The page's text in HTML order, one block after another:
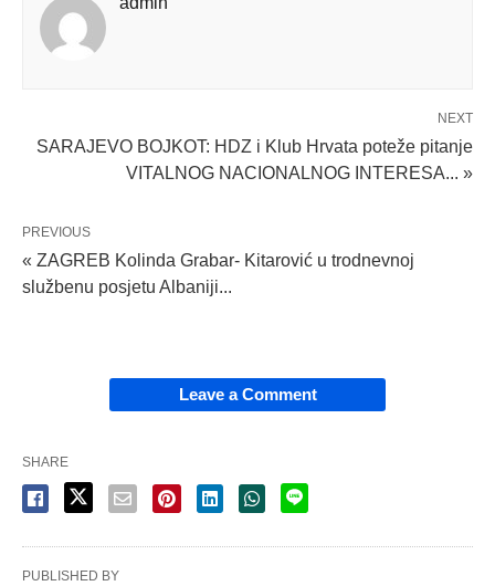
NEXT
SARAJEVO BOJKOT: HDZ i Klub Hrvata poteže pitanje
VITALNOG NACIONALNOG INTERESA... »
PREVIOUS
« ZAGREB Kolinda Grabar- Kitarović u trodnevnoj
službenu posjetu Albaniji...
Leave a Comment
SHARE
PUBLISHED BY